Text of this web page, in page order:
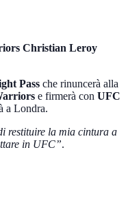
Christian Leroy
Pass che rinuncerà alla
e firmerà con UFC
a Londra.
restituire la mia cintura a
in UFC”.